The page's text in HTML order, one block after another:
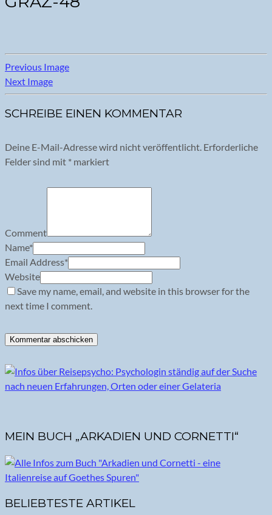
Previous Image
Next Image
SCHREIBE EINEN KOMMENTAR
Deine E-Mail-Adresse wird nicht veröffentlicht. Erforderliche
Felder sind mit * markiert
Comment
Name*
Email Address*
Website
Save my name, email, and website in this browser for the
next time I comment.
MEIN BUCH „ARKADIEN UND CORNETTI“
BELIEBTESTE ARTIKEL